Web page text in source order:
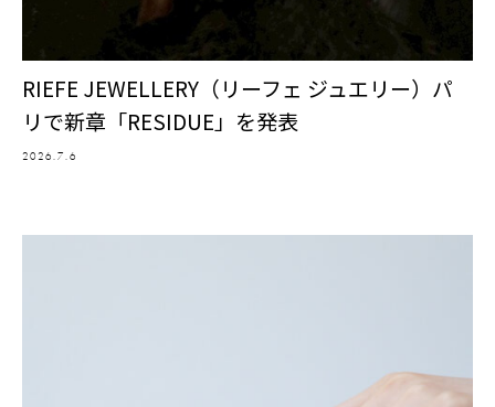
RIEFE JEWELLERY（リーフェ ジュエリー）パ
リで新章「RESIDUE」を発表
2026.7.6